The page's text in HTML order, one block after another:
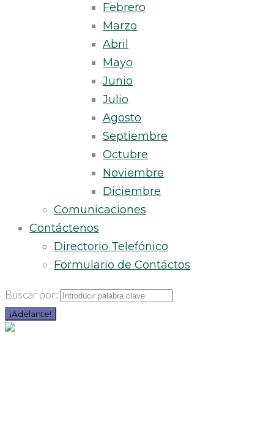
Febrero
Marzo
Abril
Mayo
Junio
Julio
Agosto
Septiembre
Octubre
Noviembre
Diciembre
Comunicaciones
Contáctenos
Directorio Telefónico
Formulario de Contáctos
Buscar por:
¡Adelante!